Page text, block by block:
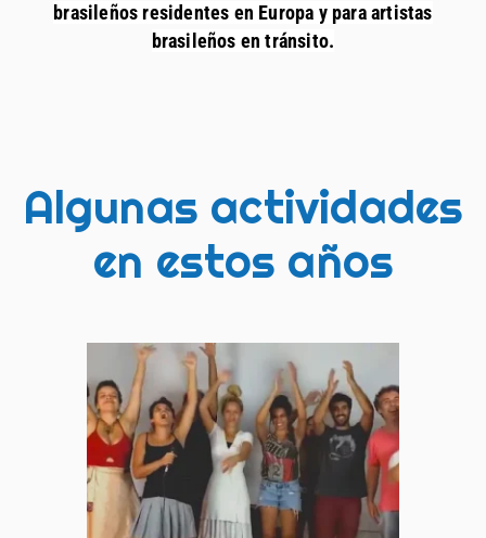
brasileños residentes en Europa y para artistas
brasileños en tránsito.
Algunas actividades
en estos años